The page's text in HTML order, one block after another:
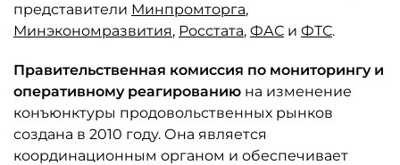
представители Минпромторга,
Минэкономразвития, Росстата, ФАС и ФТС.
Правительственная комиссия по мониторингу и
оперативному реагированию на изменение
конъюнктуры продовольственных рынков
создана в 2010 году. Она является
координационным органом и обеспечивает